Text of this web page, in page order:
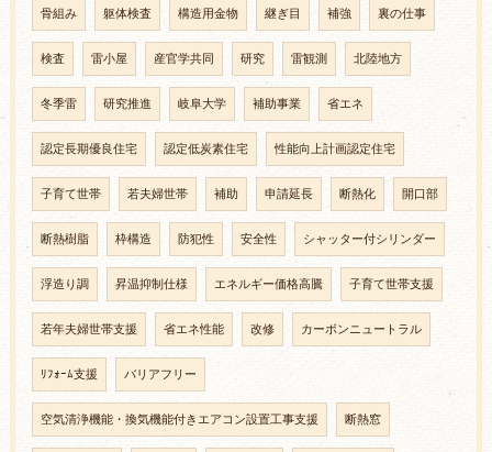
骨組み 躯体検査 構造用金物 継ぎ目 補強 裏の仕事
検査 雷小屋 産官学共同 研究 雷観測 北陸地方
冬季雷 研究推進 岐阜大学 補助事業 省エネ
認定長期優良住宅 認定低炭素住宅 性能向上計画認定住宅
子育て世帯 若夫婦世帯 補助 申請延長 断熱化 開口部
断熱樹脂 枠構造 防犯性 安全性 シャッター付シリンダー
浮造り調 昇温抑制仕様 エネルギー価格高騰 子育て世帯支援
若年夫婦世帯支援 省エネ性能 改修 カーボンニュートラル
ﾘﾌｫｰﾑ支援 バリアフリー
空気清浄機能・換気機能付きエアコン設置工事支援 断熱窓